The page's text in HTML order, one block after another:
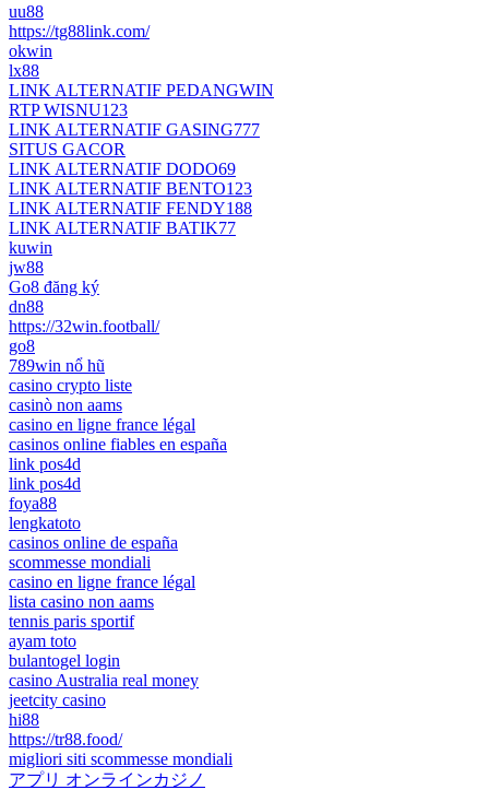
uu88
https://tg88link.com/
okwin
lx88
LINK ALTERNATIF PEDANGWIN
RTP WISNU123
LINK ALTERNATIF GASING777
SITUS GACOR
LINK ALTERNATIF DODO69
LINK ALTERNATIF BENTO123
LINK ALTERNATIF FENDY188
LINK ALTERNATIF BATIK77
kuwin
jw88
Go8 đăng ký
dn88
https://32win.football/
go8
789win nổ hũ
casino crypto liste
casinò non aams
casino en ligne france légal
casinos online fiables en españa
link pos4d
link pos4d
foya88
lengkatoto
casinos online de españa
scommesse mondiali
casino en ligne france légal
lista casino non aams
tennis paris sportif
ayam toto
bulantogel login
casino Australia real money
jeetcity casino
hi88
https://tr88.food/
migliori siti scommesse mondiali
アプリ オンラインカジノ